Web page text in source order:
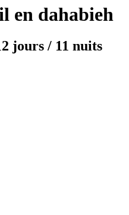
en dahabieh
jours / 11 nuits